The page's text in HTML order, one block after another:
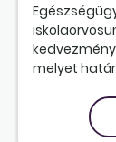
melyet